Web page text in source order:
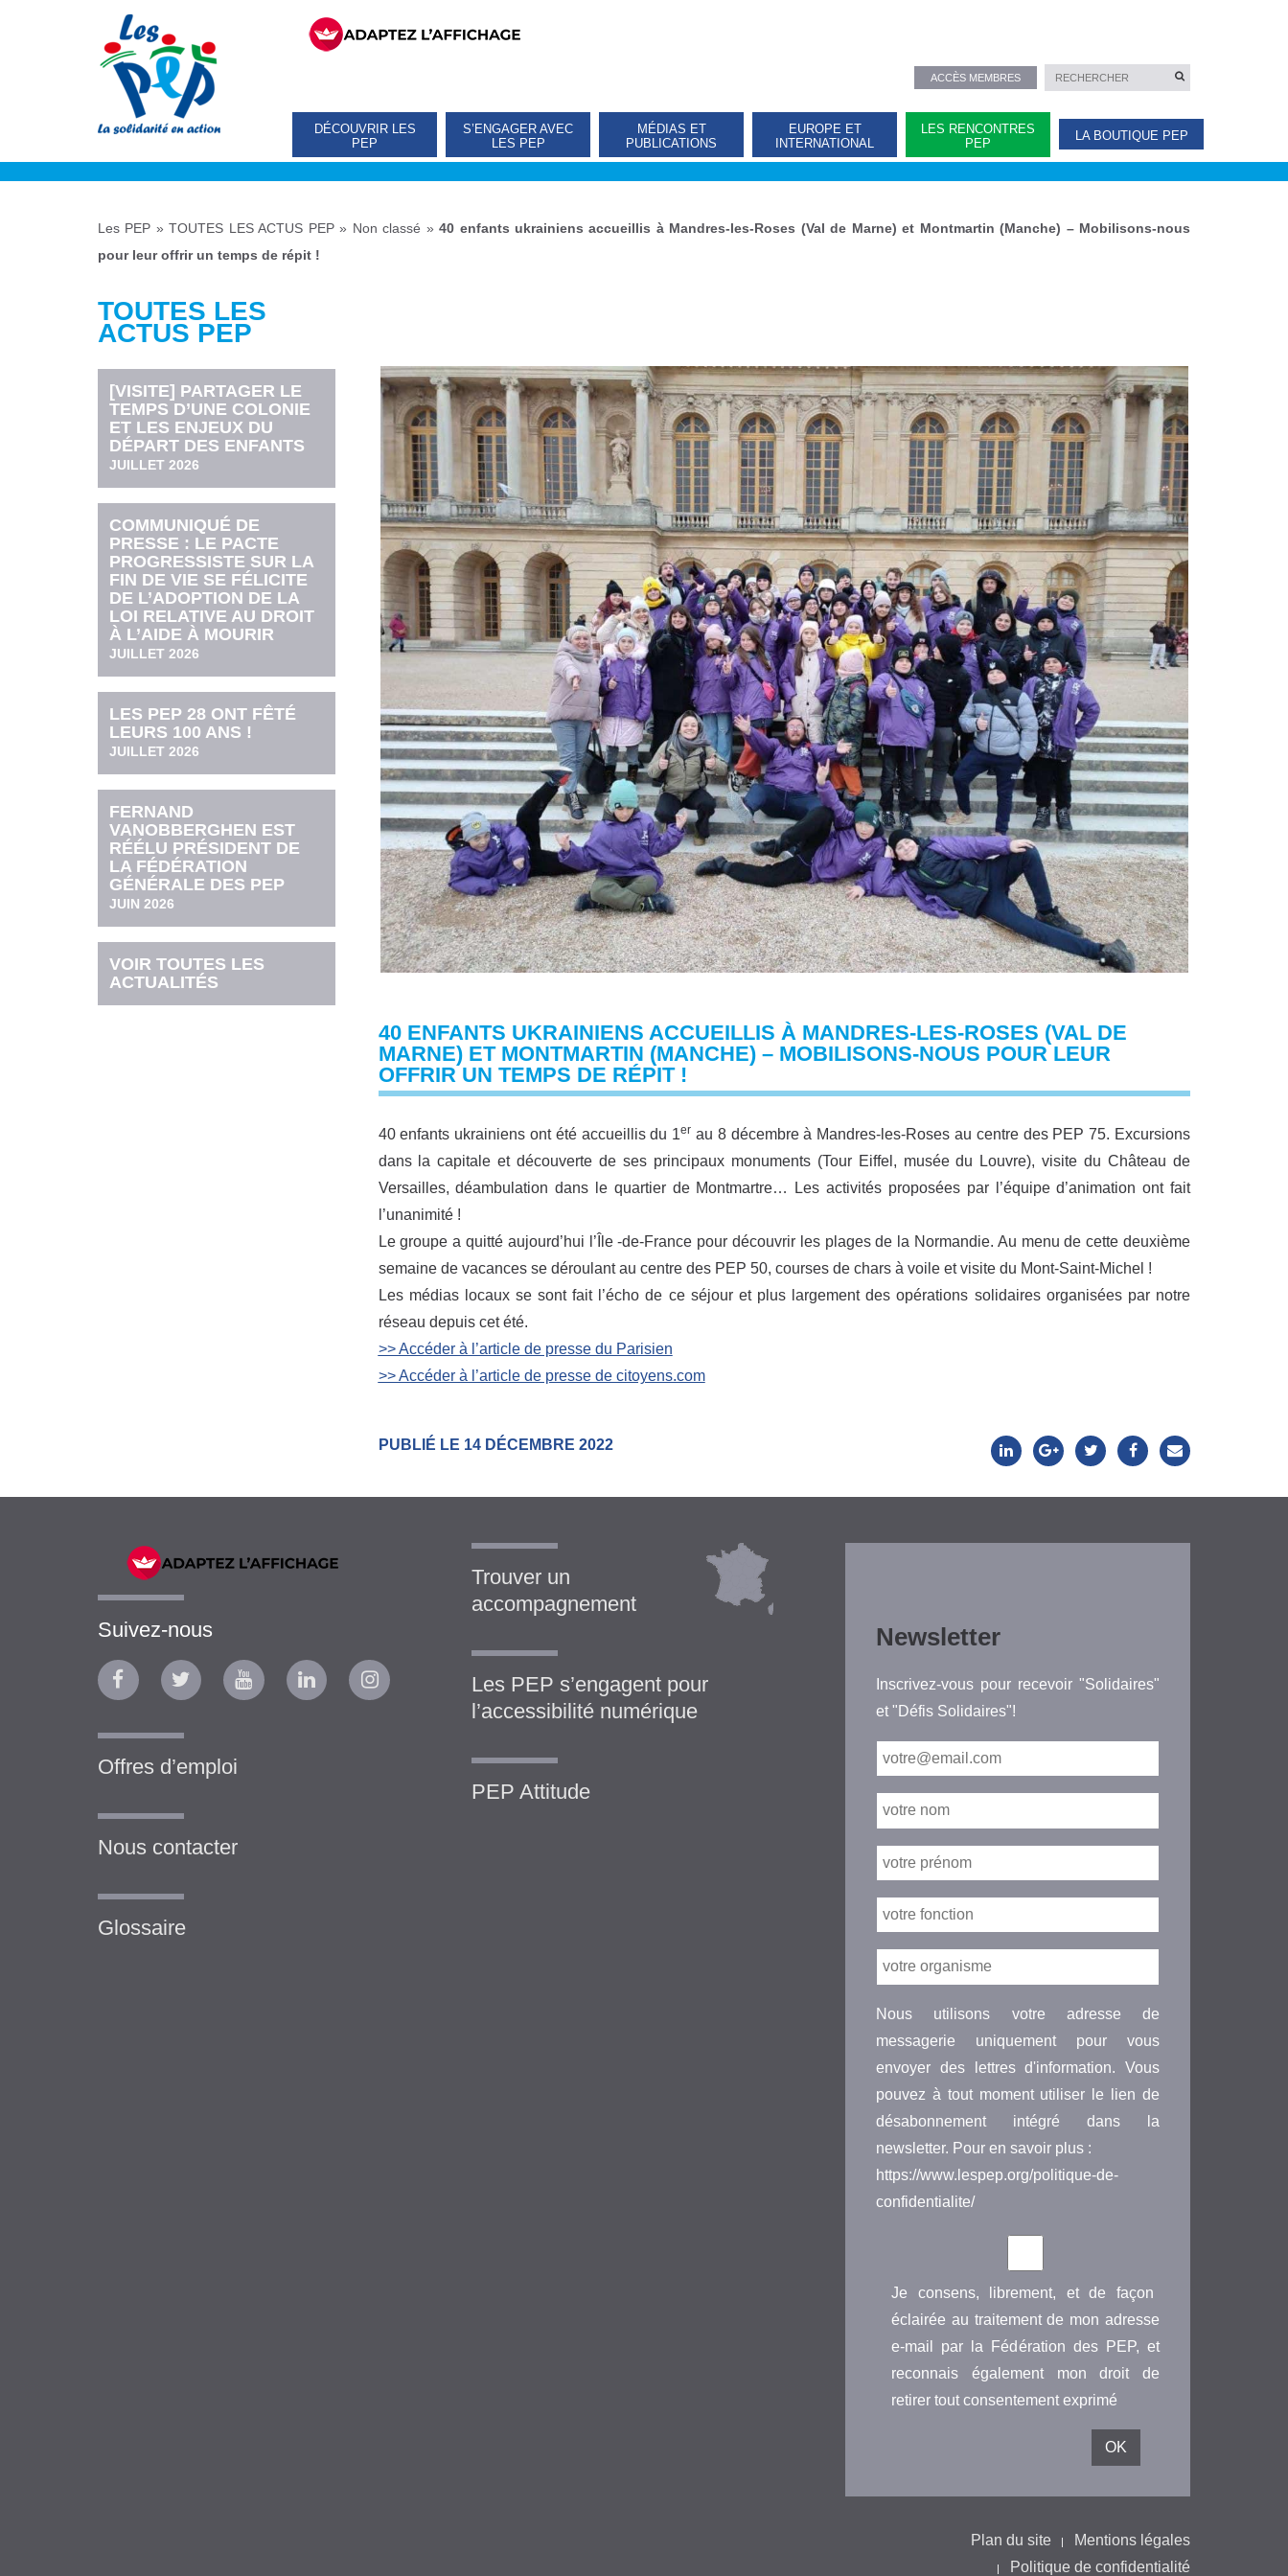
ACCÈS MEMBRES
DÉCOUVRIR LES
PEP
S’ENGAGER AVEC
LES PEP
MÉDIAS ET
PUBLICATIONS
EUROPE ET
INTERNATIONAL
LES RENCONTRES
PEP
LA BOUTIQUE PEP
Les PEP »TOUTES LES ACTUS PEP» Non classé »40 enfants ukrainiens accueillis à Mandres-les-Roses (Val de Marne) et Montmartin (Manche) – Mobilisons-nous
pour leur offrir un temps de répit !
TOUTES LES
ACTUS PEP
[VISITE] PARTAGER LE
TEMPS D’UNE COLONIE
ET LES ENJEUX DU
DÉPART DES ENFANTS
JUILLET 2026
COMMUNIQUÉ DE
PRESSE : LE PACTE
PROGRESSISTE SUR LA
FIN DE VIE SE FÉLICITE
DE L’ADOPTION DE LA
LOI RELATIVE AU DROIT
À L’AIDE À MOURIR
JUILLET 2026
LES PEP 28 ONT FÊTÉ
LEURS 100 ANS !
JUILLET 2026
FERNAND
VANOBBERGHEN EST
RÉÉLU PRÉSIDENT DE
LA FÉDÉRATION
GÉNÉRALE DES PEP
JUIN 2026
VOIR TOUTES LES
ACTUALITÉS
40 ENFANTS UKRAINIENS ACCUEILLIS À MANDRES-LES-ROSES (VAL DE
MARNE) ET MONTMARTIN (MANCHE) – MOBILISONS-NOUS POUR LEUR
OFFRIR UN TEMPS DE RÉPIT !
40 enfants ukrainiens ont été accueillis du 1er au 8 décembre à Mandres-les-Roses au centre des PEP 75. Excursions
dans la capitale et découverte de ses principaux monuments (Tour Eiffel, musée du Louvre), visite du Château de
Versailles, déambulation dans le quartier de Montmartre… Les activités proposées par l’équipe d’animation ont fait
l’unanimité !
Le groupe a quitté aujourd’hui l’Île -de-France pour découvrir les plages de la Normandie. Au menu de cette deuxième
semaine de vacances se déroulant au centre des PEP 50, courses de chars à voile et visite du Mont-Saint-Michel !
Les médias locaux se sont fait l’écho de ce séjour et plus largement des opérations solidaires organisées par notre
réseau depuis cet été.
>> Accéder à l’article de presse du Parisien
>> Accéder à l’article de presse de citoyens.com
PUBLIÉ LE 14 DÉCEMBRE 2022
Suivez-nous
Offres d’emploi
Nous contacter
Glossaire
Trouver un
accompagnement
Les PEP s’engagent pour
l’accessibilité numérique
PEP Attitude
Newsletter
Inscrivez-vous pour recevoir "Solidaires"
et "Défis Solidaires"!
Nous utilisons votre adresse de
messagerie uniquement pour vous
envoyer des lettres d'information. Vous
pouvez à tout moment utiliser le lien de
désabonnement intégré dans la
newsletter. Pour en savoir plus :
https://www.lespep.org/politique-de-
confidentialite/
Je consens, librement, et de façon
éclairée au traitement de mon adresse
e-mail par la Fédération des PEP, et
reconnais également mon droit de
retirer tout consentement exprimé
Plan du site
Mentions légales
Politique de confidentialité